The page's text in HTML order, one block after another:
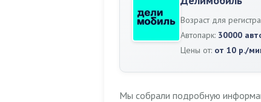
Возраст для
Автопарк: 30000
Цены от: от 10 р./
Мы собрали подробную